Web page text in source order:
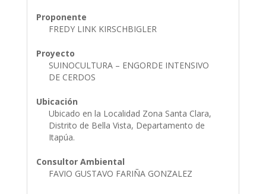
Proponente
FREDY LINK KIRSCHBIGLER
Proyecto
SUINOCULTURA – ENGORDE INTENSIVO
DE CERDOS
Ubicación
Ubicado en la Localidad Zona Santa Clara,
Distrito de Bella Vista, Departamento de
Itapúa.
Consultor Ambiental
FAVIO GUSTAVO FARIÑA GONZALEZ